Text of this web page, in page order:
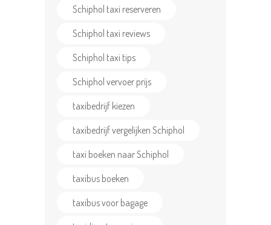
Schiphol taxi reserveren
Schiphol taxi reviews
Schiphol taxi tips
Schiphol vervoer prijs
taxibedrijf kiezen
taxibedrijf vergelijken Schiphol
taxi boeken naar Schiphol
taxibus boeken
taxibus voor bagage